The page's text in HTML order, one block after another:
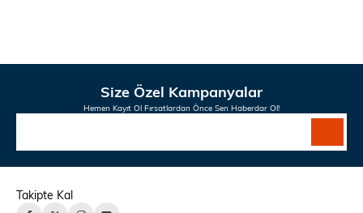
Size Özel Kampanyalar
Hemen Kayıt Ol Fırsatlardan Önce Sen Haberdar Ol!
Takipte Kal